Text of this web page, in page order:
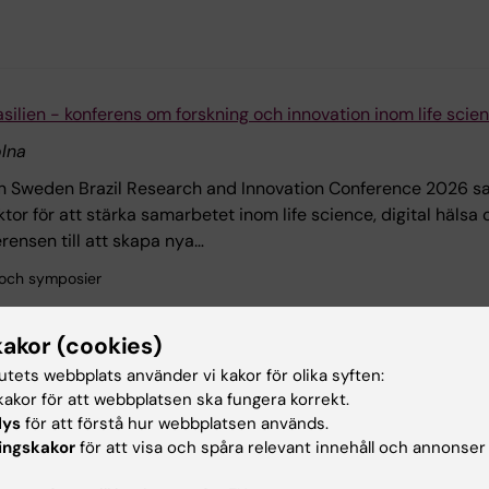
- konferens om forskning och innovation inom life
Sweden Brazil Research and Innovation Conference 2026
för att stärka samarbetet inom life science, digital
till att skapa nya…
symposier
kurs: Preparedness for health crises: a
(cookies)
webbplats använder vi kakor för olika syften:
för att webbplatsen ska fungera korrekt.
för att förstå hur webbplatsen används.
för att visa och spåra relevant innehåll och